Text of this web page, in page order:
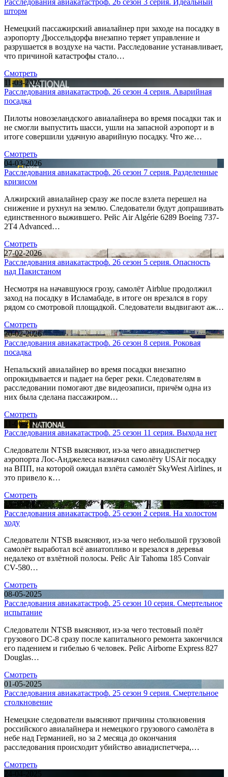
Расследования авиакатастроф. 26 сезон 3 серия. Идеальный
шторм
Немецкий пассажирский авиалайнер при заходе на посадку в
аэропорту Дюссельдорфа внезапно теряет управление и
разрушается в воздухе на части. Расследование устанавливает,
что причиной катастрофы стало…
Смотреть
11-03-2026
Расследования авиакатастроф. 26 сезон 4 серия. Аварийная
посадка
Пилоты новозеландского авиалайнера во время посадки так и
не смогли выпустить шасси, ушли на запасной аэропорт и в
итоге совершили удачную аварийную посадку. Что же…
Смотреть
04-03-2026
Расследования авиакатастроф. 26 сезон 7 серия. Разделенные
кризисом
Алжирский авиалайнер сразу же после взлета перешел на
снижение и рухнул на землю. Следователи будут допрашивать
единственного выжившего. Рейс Air Algérie 6289 Boeing 737-
2T4 Advanced…
Смотреть
27-02-2026
Расследования авиакатастроф. 26 сезон 5 серия. Опасность
над Пакистаном
Несмотря на начавшуюся грозу, самолёт Airblue продолжил
заход на посадку в Исламабаде, в итоге он врезался в гору
рядом со смотровой площадкой. Следователи выдвигают аж…
Смотреть
20-02-2026
Расследования авиакатастроф. 26 сезон 8 серия. Роковая
посадка
Непальский авиалайнер во время посадки внезапно
опрокидывается и падает на берег реки. Следователям в
расследовании помогают две видеозаписи, причём одна из
них была сделана пассажиром…
Смотреть
11-06-2025
Расследования авиакатастроф. 25 сезон 11 серия. Выхода нет
Следователи NTSB выясняют, из-за чего авиадиспетчер
аэропорта Лос-Анджелеса назначил самолёту USAir посадку
на ВПП, на которой ожидал взлёта самолёт SkyWest Airlines, и
это привело к…
Смотреть
15-05-2025
Расследования авиакатастроф. 25 сезон 2 серия. На холостом
ходу
Следователи NTSB выясняют, из-за чего небольшой грузовой
самолёт выработал всё авиатопливо и врезался в деревья
недалеко от взлётной полосы. Рейс Air Tahoma 185 Convair
CV-580…
Смотреть
08-05-2025
Расследования авиакатастроф. 25 сезон 10 серия. Смертельное
испытание
Следователи NTSB выясняют, из-за чего тестовый полёт
грузового DC-8 сразу после капитального ремонта закончился
его падением и гибелью 6 человек. Рейс Airborne Express 827
Douglas…
Смотреть
01-05-2025
Расследования авиакатастроф. 25 сезон 9 серия. Смертельное
столкновение
Немецкие следователи выясняют причины столкновения
российского авиалайнера и немецкого грузового самолёта в
небе над Германией, но за 2 месяца до окончания
расследования происходит убийство авиадиспетчера,…
Смотреть
24-04-2025